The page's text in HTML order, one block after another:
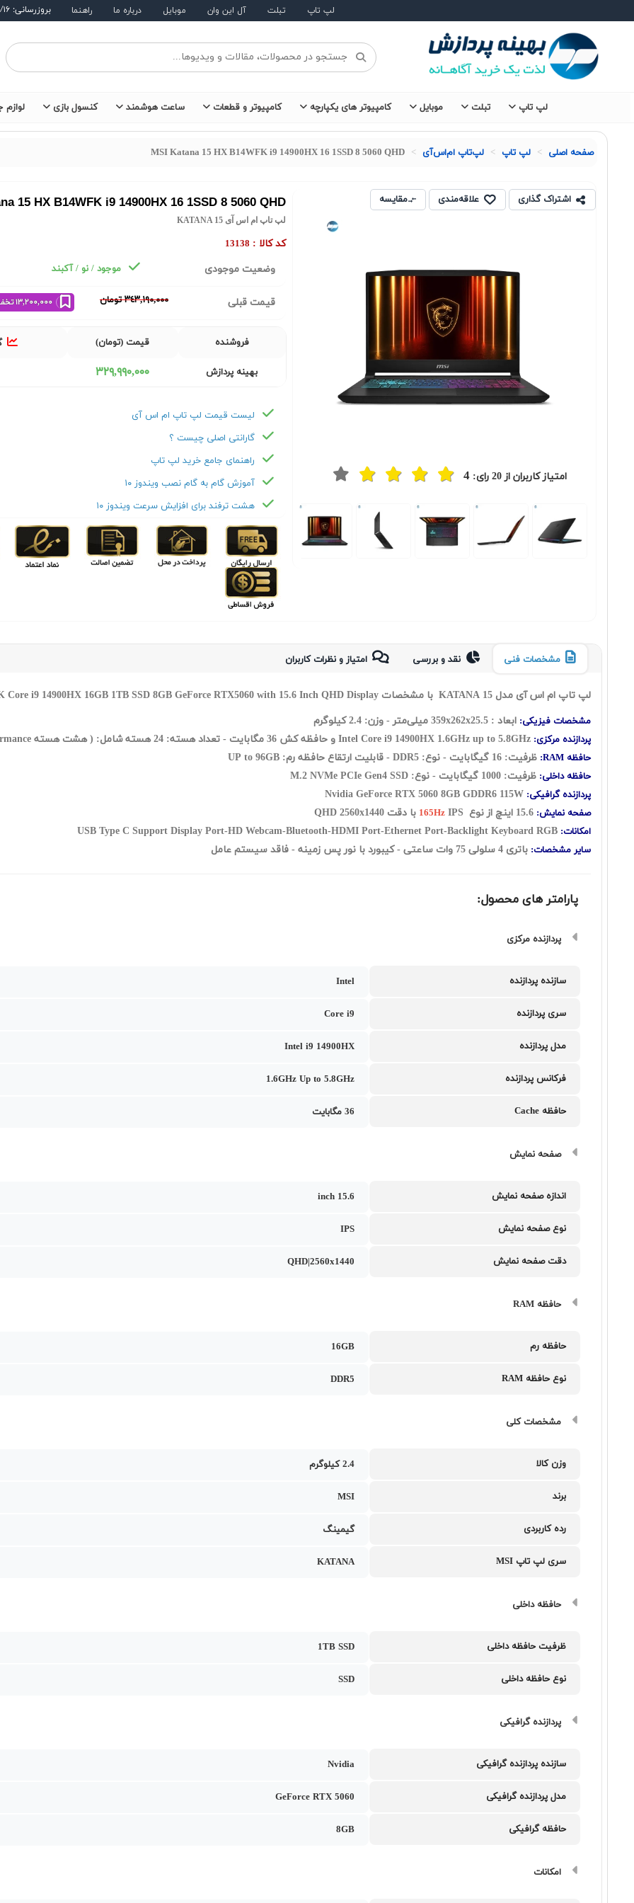
لپ تاپ تبلت آل این وان موبایل درباره ما راهنما بروزرسانی: ۱۴۰۵/۵/۱۶
لپ تاپ تبلت موبایل کامپیوتر های یکپارچه کامپیوتر و قطعات ساعت هوشمند کنسول بازی لوازم
صفحه اصلی لپ تاپ لپ‌تاپ ام‌اس‌آی MSI Katana 15 HX B14WFK i9 14900HX 16 1SSD 8 5060 QHD
اشتراک گذاری علاقه‌مندی مقایسه
امتیاز کاربران از20 رای:4
15 HX B14WFK i9 14900HX 16 1SSD 8 5060 QHD
لپ تاپ ام اس آی KATANA 15
کد کالا : 13138
وضعیت موجودی موجود / نو / آکبند
قیمت قبلی ٣٤٣,١٩٠,٠٠٠ تومان ١٣,٢٠٠,٠٠٠ تخفیف خرید نقدی
فروشنده قیمت (تومان)
بهینه پردازش ٣٢٩,٩٩٠,٠٠٠
لیست قیمت لپ تاپ ام اس آی
گارانتی اصلی چیست ؟
راهنمای جامع خرید لپ تاپ
آموزش گام به گام نصب ویندوز ۱۰
هشت ترفند برای افزایش سرعت ویندوز ۱۰
مشخصات فنی نقد و بررسی امتیاز و نظرات کاربران
لپ تاپ ام اس آی مدل KATANA 15 با مشخصات MSI Katana 15 HX B14WFK Core i9 14900HX 16GB 1TB SSD 8GB GeForce RTX5060 with 15.6 Inch QHD Display
مشخصات فیزیکی: ابعاد : 359x 262x25.5 میلی‌متر - وزن: 2.4 کیلوگرم
پردازنده مرکزی:
حافظه RAM: ظرفیت: 16 گیگابایت - نوع: DDR5 - قابلیت ارتقاع حافظه رم: UP to 96GB
حافظه داخلی: ظرفیت: 1000 گیگابایت - نوع: M.2 NVMe PCIe Gen4 SSD
پردازنده گرافیکی:
صفحه نمایش: 165HzIPS با دقت QHD 2560x1440
امکانات:
سایر مشخصات: باتری 4 سلولی 75 وات ساعتی - کیبورد با نور پس زمینه - فاقد سیستم عامل
پارامتر های محصول:
پردازنده مرکزی
سازنده پردازنده Intel
سری پردازنده Core i9
مدل پردازنده Intel i9 14900HX
فرکانس پردازنده 1.6GHz Up to 5.8GHz
حافظه Cache 36 مگابایت
صفحه نمایش
اندازه صفحه نمایش 15.6 inch
نوع صفحه نمایش IPS
دقت صفحه نمایش QHD|2560x1440
حافظه RAM
حافظه رم 16GB
نوع حافظه RAM DDR5
مشخصات کلی
وزن کالا 2.4 کیلوگرم
برند MSI
رده کاربردی گیمینگ
سری لپ تاپ MSI KATANA
حافظه داخلی
ظرفیت حافظه داخلی 1TB SSD
نوع حافظه داخلی SSD
پردازنده گرافیکی
سازنده پردازنده گرافیکی Nvidia
مدل پردازنده گرافیکی GeForce RTX 5060
حافظه گرافیکی 8GB
امکانات